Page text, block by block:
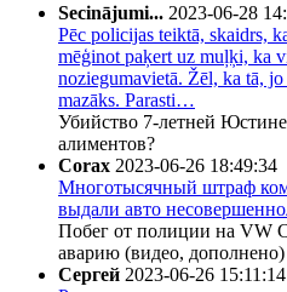
Secinājumi... 2023-06-28
Pēc policijas teiktā, skaidrs,
mēģinot paķert uz muļķi, ka
noziegumavietā. Žēl, ka tā,
mazāks. Parasti…
Убийство 7-летней
алиментов?
Corax 2023-06-26 18:49:34
Многотысячный штраф
выдали авто
Побег от полиции на VW
аварию (видео, дополнено)
Сергей 2023-06-26 15:11:14